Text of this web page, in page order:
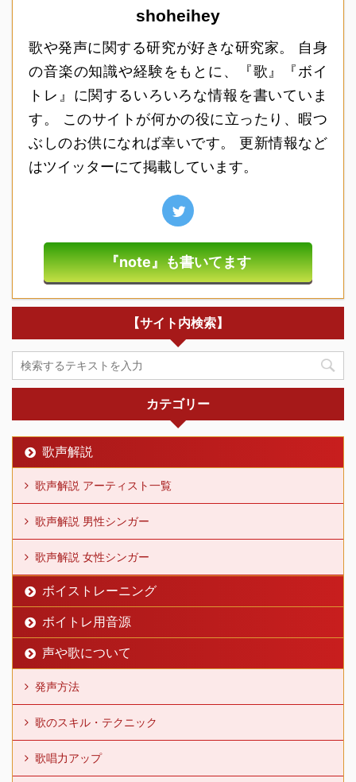
shoheihey
歌や発声に関する研究が好きな研究家。 自身
の音楽の知識や経験をもとに、『歌』『ボイ
トレ』に関するいろいろな情報を書いていま
す。 このサイトが何かの役に立ったり、暇つ
ぶしのお供になれば幸いです。 更新情報など
はツイッターにて掲載しています。
『note』も書いてます
【サイト内検索】
カテゴリー
歌声解説
歌声解説 アーティスト一覧
歌声解説 男性シンガー
歌声解説 女性シンガー
ボイストレーニング
ボイトレ用音源
声や歌について
発声方法
歌のスキル・テクニック
歌唱力アップ